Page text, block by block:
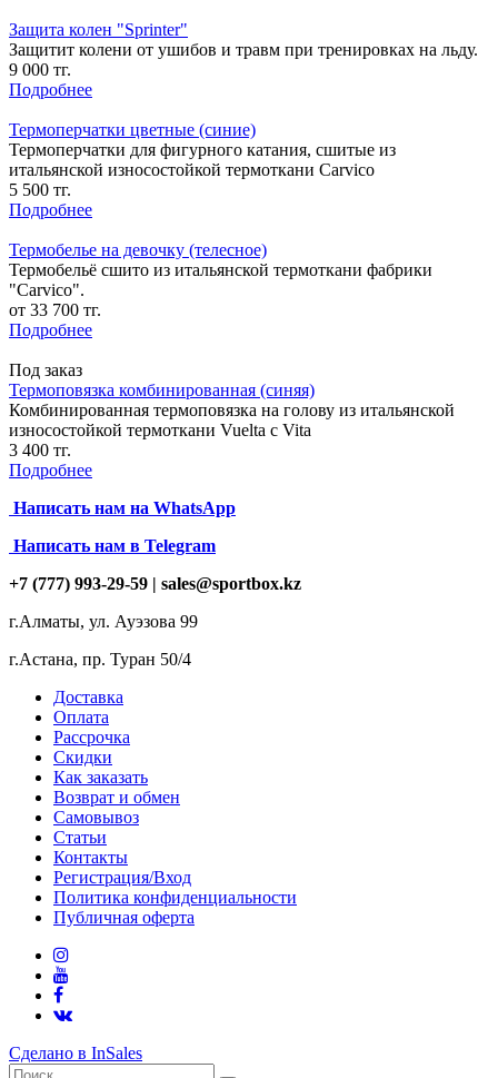
Защита колен "Sprinter"
Защитит колени от ушибов и травм при тренировках на льду.
9 000 тг.
Подробнее
Термоперчатки цветные (синие)
Термоперчатки для фигурного катания, сшитые из
итальянской износостойкой термоткани Carvico
5 500 тг.
Подробнее
Термобелье на девочку (телесное)
Термобельё сшито из итальянской термоткани фабрики
"Carvico".
от 33 700 тг.
Подробнее
Под заказ
Термоповязка комбинированная (синяя)
Комбинированная термоповязка на голову из итальянской
износостойкой термоткани Vuelta с Vita
3 400 тг.
Подробнее
Написать нам на WhatsApp
Написать нам в Telegram
+7 (777) 993-29-59 | sales@sportbox.kz
г.Алматы, ул. Ауэзова 99
г.Астана, пр. Туран 50/4
Доставка
Оплата
Рассрочка
Скидки
Как заказать
Возврат и обмен
Самовывоз
Статьи
Контакты
Регистрация/Вход
Политика конфиденциальности
Публичная оферта
Сделано в InSales